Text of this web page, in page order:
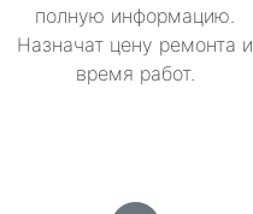
полную информацию.
Назначат цену ремонта и
время работ.